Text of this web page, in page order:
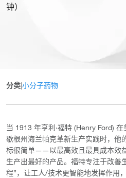
钟）
分类|小分子药物
当 1913 年亨利·福特 (Henry Ford) 在
歇根州海兰帕克革新生产实践时，他
标很简单——以最高效且最具成本效
生产出最好的产品。福特专注于改善
程”，让工人/技术更智能地发挥作用